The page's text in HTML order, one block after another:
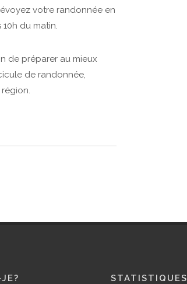
votre randonnée en
du matin.
de préparer au mieux
de randonnée,
STATISTIQUES